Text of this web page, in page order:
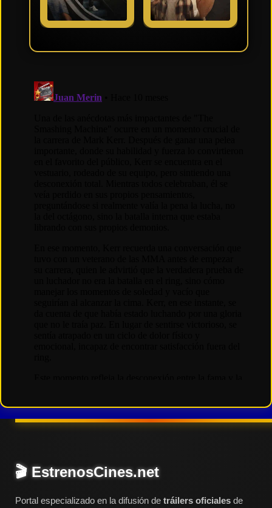
🎬 EstrenosCines.net
Portal especializado en la difusión de tráilers oficiales de